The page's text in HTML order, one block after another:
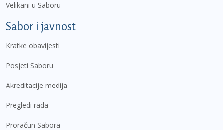
Velikani u Saboru
Sabor i javnost
Kratke obavijesti
Posjeti Saboru
Akreditacije medija
Pregledi rada
Proračun Sabora